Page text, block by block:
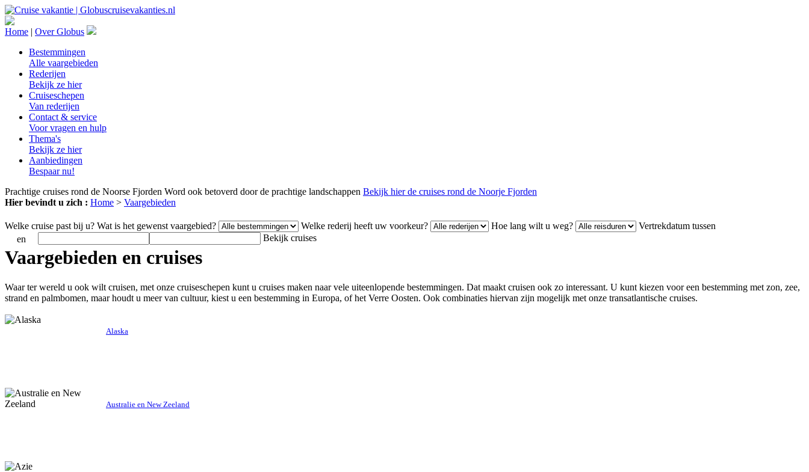
Home | Over Globus
Bestemmingen
Alle vaargebieden
Rederijen
Bekijk ze hier
Cruiseschepen
Van rederijen
Contact & service
Voor vragen en hulp
Thema's
Bekijk ze hier
Aanbiedingen
Bespaar nu!
Prachtige cruises rond de Noorse Fjorden Word ook betoverd door de prachtige landschappen Bekijk hier de cruises rond de Noorje Fjorden
Hier bevindt u zich : Home > Vaargebieden
Welke cruise past bij u? Wat is het gewenst vaargebied? Welke rederij heeft uw voorkeur? Hoe lang wilt u weg?
Vertrekdatum tussen
en
Bekijk cruises
Vaargebieden en cruises
Waar ter wereld u ook wilt cruisen, met onze cruiseschepen kunt u cruises maken naar vele uiteenlopende bestemmingen. Dat maakt cruisen ook zo interessant. U kunt kiezen voor een bestemming met zon, zee,
strand en palmbomen, maar houdt u meer van cultuur, kiest u een bestemming in Europa, of het Verre Oosten. Ook combinaties hiervan zijn mogelijk met onze transatlantische cruises.
Alaska
Australie en New Zeeland